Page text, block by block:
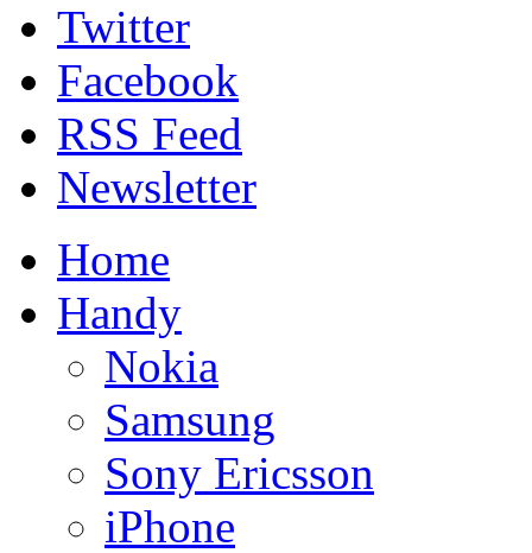
Twitter
Facebook
RSS Feed
Newsletter
Home
Handy
Nokia
Samsung
Sony Ericsson
iPhone